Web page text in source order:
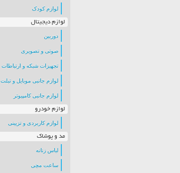
لوازم کودک
لوازم دیجیتال
دوربین
صوتی و تصویری
تجهیزات شبکه و ارتباطات
لوازم جانبی موبایل و تبلت
لوازم جانبی کامپیوتر
لوازم خودرو
لوازم کاربردی و تزیینی
مد و پوشاک
لباس زنانه
ساعت مچی